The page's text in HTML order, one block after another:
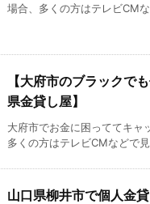
場合、多くの方はテレビCM
【大府市のブラックで
県金貸し屋】
大府市でお金に困っててキャ
多くの方はテレビCMなどで
山口県柳井市で個人金